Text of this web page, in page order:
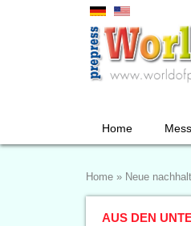
Home
Home » Neue
AUS DEN